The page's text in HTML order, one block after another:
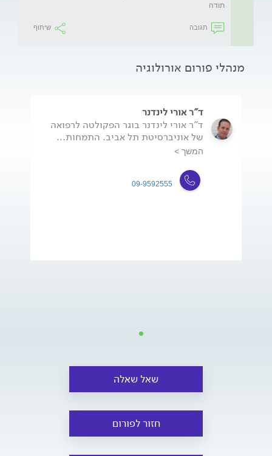
תודה
תגובה שיתוף
מנהלי פורום אורולוגיה
ד"ר אורי לינדנר
ד"ר אורי לינדנר בוגר הפקולטה לרפואה
של אוניברסיטת תל אביב. התמחות...
המשך >
09-9592555
שאל שאלה
חזור לפורום